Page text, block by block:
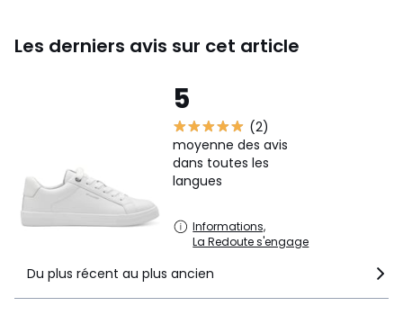
Les derniers avis sur cet article
5
(2)
moyenne des avis
dans toutes les
langues
Informations,
La Redoute s'engage
Du plus récent au plus ancien